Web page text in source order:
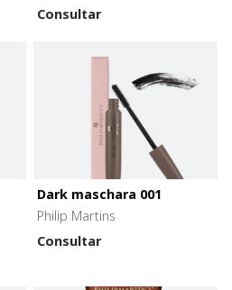
Consultar
Dark maschara 001
Philip Martins
Consultar